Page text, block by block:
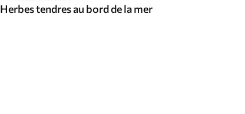
Herbes tendres au bord de la mer